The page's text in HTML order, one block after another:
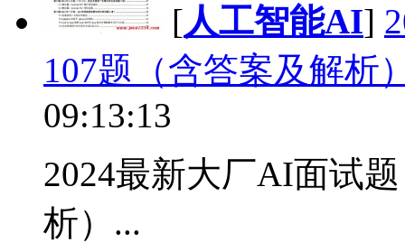
[人工智能AI]
107题（含答案及解析
09:13:13
2024最新大厂AI面试
析）...